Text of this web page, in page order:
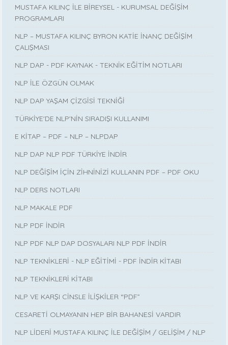
MUSTAFA KILINÇ İLE BİREYSEL - KURUMSAL DEĞİŞİM
PROGRAMLARI
NLP – MUSTAFA KILINÇ BYRON KATİE İNANÇ DEĞİŞİM
ÇALIŞMASI
NLP DAP - PDF KAYNAK - TEKNİK EĞİTİM NOTLARI
NLP İLE ÖZGÜN OLMAK
NLP DAP YAŞAM ÇİZGİSİ TEKNİĞİ
TÜRKİYE'DE NLP'NİN SIRADIŞI KULLANIMI
E KİTAP – PDF – NLP – NLPDAP
NLP DAP NLP PDF TÜRKİYE İNDİR
NLP DEĞİŞİM İÇİN ZİHNİNİZİ KULLANIN PDF – PDF OKU
NLP DERS NOTLARI
NLP MAKALE PDF
NLP PDF İNDİR
NLP PDF NLP DAP DOSYALARI NLP PDF İNDİR
NLP TEKNİKLERİ - NLP EĞİTİMİ - PDF İNDİR KİTABI
NLP TEKNİKLERİ KİTABI
NLP VE KARŞI CİNSLE İLİŞKİLER “PDF”
CESARETİ OLMAYANIN HEP BİR BAHANESİ VARDIR
NLP LİDERİ MUSTAFA KILINÇ İLE DEĞİŞİM / GELİŞİM / NLP